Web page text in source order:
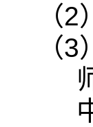
（2）
（3）